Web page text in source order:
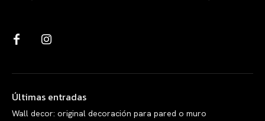
Últimas entradas
Wall decor: original decoración para pared o muro